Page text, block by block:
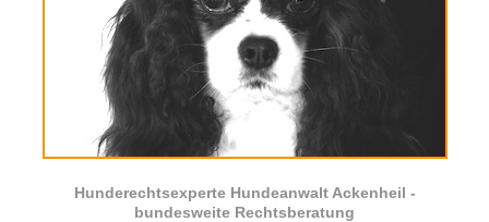
Hunderechtsexperte Hundeanwalt Ackenheil -
bundesweite Rechtsberatung